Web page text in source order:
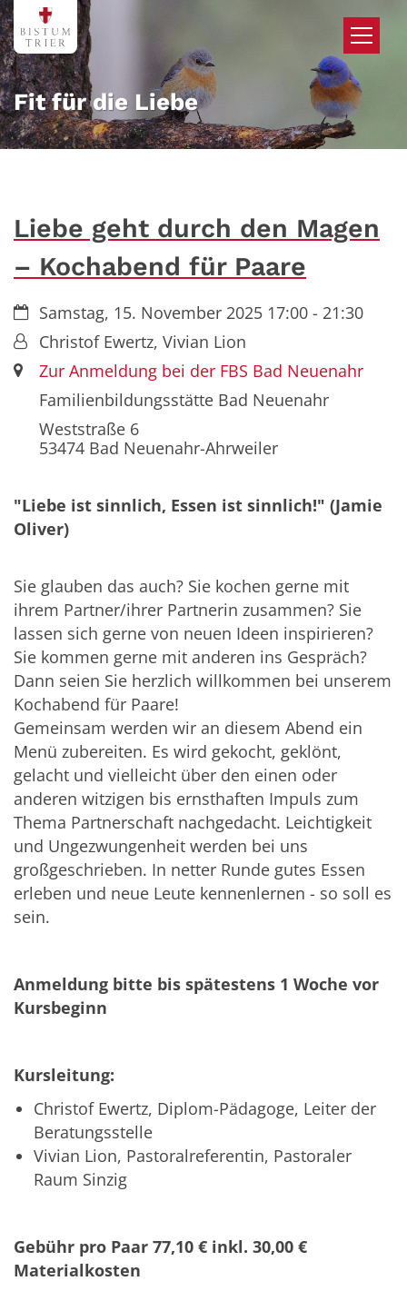
Zum Inhalt springen
Fit für die Liebe
Liebe geht durch den Magen
– Kochabend für Paare
Datum:Samstag, 15. November 2025 17:00 - 21:30
Von:Christof Ewertz, Vivian Lion
Ort:Zur Anmeldung bei der FBS Bad Neuenahr
Familienbildungsstätte Bad Neuenahr
Weststraße 6
53474Bad Neuenahr-Ahrweiler
"Liebe ist sinnlich, Essen ist sinnlich!" (Jamie
Oliver)
Sie glauben das auch? Sie kochen gerne mit
ihrem Partner/ihrer Partnerin zusammen? Sie
lassen sich gerne von neuen Ideen inspirieren?
Sie kommen gerne mit anderen ins Gespräch?
Dann seien Sie herzlich willkommen bei unserem
Kochabend für Paare!
Gemeinsam werden wir an diesem Abend ein
Menü zubereiten. Es wird gekocht, geklönt,
gelacht und vielleicht über den einen oder
anderen witzigen bis ernsthaften Impuls zum
Thema Partnerschaft nachgedacht. Leichtigkeit
und Ungezwungenheit werden bei uns
großgeschrieben. In netter Runde gutes Essen
erleben und neue Leute kennenlernen - so soll es
sein.
Anmeldung bitte bis spätestens 1 Woche vor
Kursbeginn
Kursleitung:
Christof Ewertz, Diplom-Pädagoge, Leiter der
Beratungsstelle
Vivian Lion, Pastoralreferentin, Pastoraler
Raum Sinzig
Gebühr pro Paar 77,10 € inkl. 30,00 €
Materialkosten